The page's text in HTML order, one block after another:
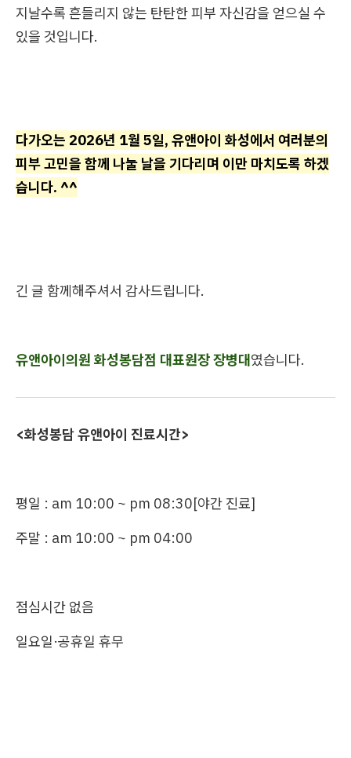
지날수록 흔들리지 않는 탄탄한 피부 자신감을 얻으실 수
있을 것입니다.
다가오는 2026년 1월 5일, 유앤아이 화성에서 여러분의
피부 고민을 함께 나눌 날을 기다리며 이만 마치도록 하겠
습니다. ^^
긴 글 함께해주셔서 감사드립니다.
유앤아이의원 화성봉담점 대표원장 장병대였습니다.
<화성봉담 유앤아이 진료시간>
평일 : am 10:00 ~ pm 08:30[야간 진료]
주말 : am 10:00 ~ pm 04:00
점심시간 없음
일요일·공휴일 휴무